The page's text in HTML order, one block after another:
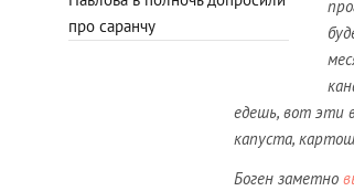
про саранчу
едешь, вот эти
капуста,
Боген заметно